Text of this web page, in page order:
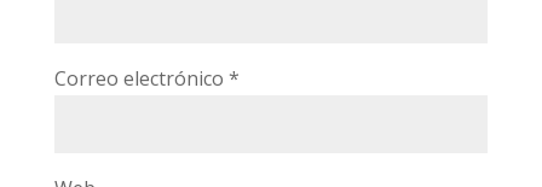
Correo electrónico *